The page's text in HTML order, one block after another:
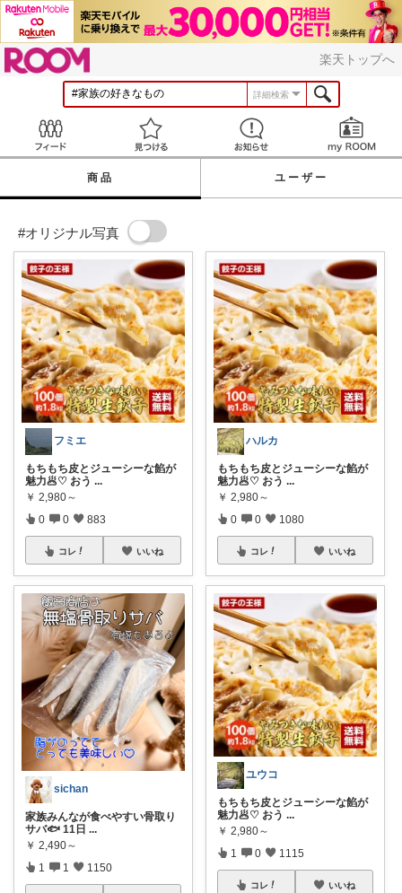
楽天トップへ
詳細検索
見つける お知らせ
商品 ユーザー
#オリジナル写真
フミエ
もちもち皮とジューシーな餡が
魅力🥟♡ おう ...
￥ 2,980～
0 0 883
コレ いいね
sichan
家族みんなが食べやすい骨取り
サバ🐟 11日 ...
￥ 2,490～
1 1 1150
ハルカ
もちもち皮とジューシーな餡が
魅力🥟♡ おう ...
￥ 2,980～
0 0 1080
コレ いいね
ユウコ
もちもち皮とジューシーな餡が
魅力🥟♡ おう ...
￥ 2,980～
1 0 1115
コレ いいね